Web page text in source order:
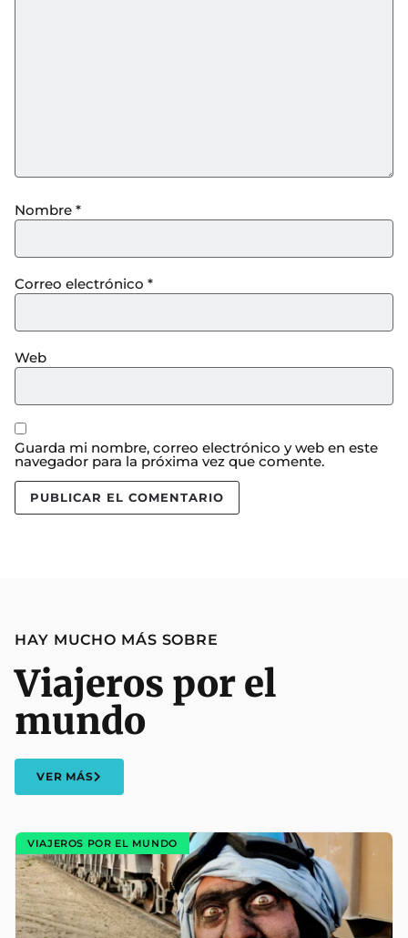
Nombre *
Correo electrónico *
Web
Guarda mi nombre, correo electrónico y web en este
navegador para la próxima vez que comente.
HAY MUCHO MÁS SOBRE
Viajeros por el
mundo
VER MÁS
VIAJEROS POR EL MUNDO